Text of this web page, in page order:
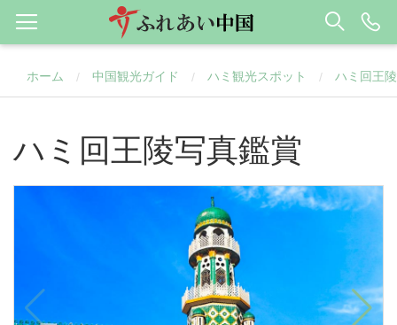
ホーム / 中国観光ガイド / ハミ観光スポット / ハミ回王陵
ハミ回王陵写真鑑賞